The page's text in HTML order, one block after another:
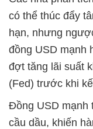
có thể thúc đẩy
hạn, nhưng
đồng USD mạnh
đợt tăng lãi suất
(Fed) trước khi
Đồng USD mạnh
cầu dầu, khiến